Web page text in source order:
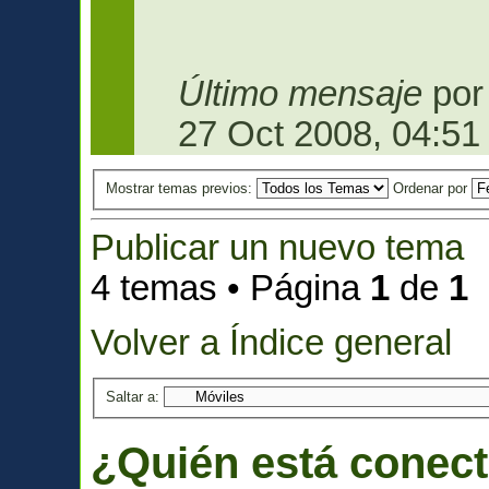
Último mensaje
27 Oct 2008, 04:51
Mostrar temas previos: Ordenar por
Publicar un nuevo tema
4 temas • Página 1 de 1
Volver a Índice general
Saltar a:
¿Quién está